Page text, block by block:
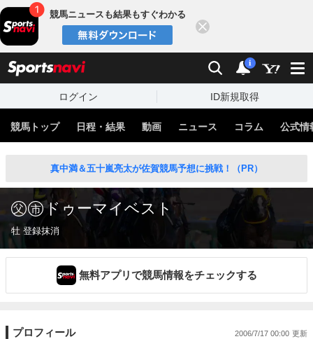
競馬ニュースも結果もすぐわかる
検索 通知
i
ログイン ID新規取得
競馬トップ 日程・結果 動画 ニュース コラム 公式情
真中満＆五十嵐亮太が佐賀競馬予想に挑戦！（PR）
ドゥーマイベスト
牡 登録抹消
無料アプリで競馬情報をチェックする
プロフィール 2006/7/17 00:00